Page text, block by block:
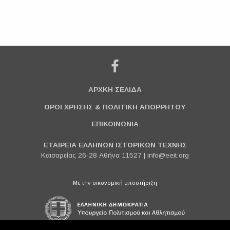
ΑΡΧΚΗ ΣΕΛΙΔΑ
ΟΡΟΙ ΧΡΗΣΗΣ & ΠΟΛΙΤΙΚΗ ΑΠΟΡΡΗΤΟΥ
ΕΠΙΚΟΙΝΩΝΙΑ
ΕΤΑΙΡΕΙΑ ΕΛΛΗΝΩΝ ΙΣΤΟΡΙΚΩΝ ΤΕΧΝΗΣ
Καισαρείας 26-28 Αθήνα 11527 | info@eeit.org
Με την οικονομική υποστήριξη